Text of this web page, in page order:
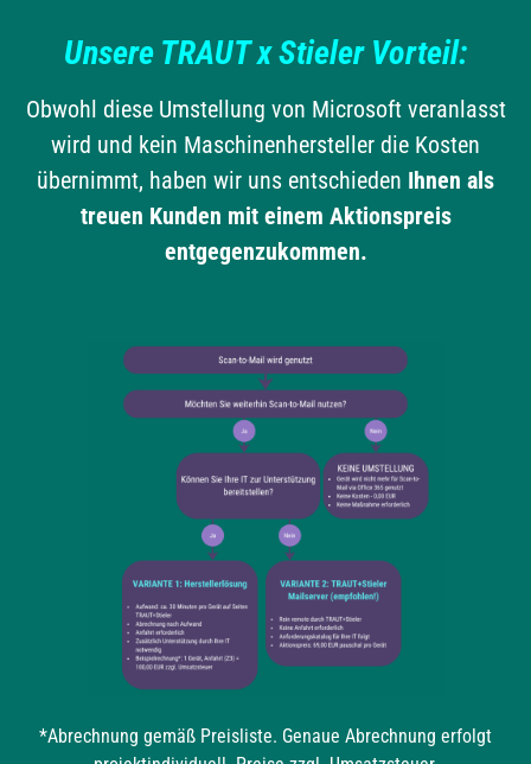
Unsere TRAUT x Stieler Vorteil:
Obwohl diese Umstellung von Microsoft veranlasst
wird und kein Maschinenhersteller die Kosten
übernimmt, haben wir uns entschieden Ihnen als
treuen Kunden mit einem Aktionspreis
entgegenzukommen.
*Abrechnung gemäß Preisliste. Genaue Abrechnung erfolgt